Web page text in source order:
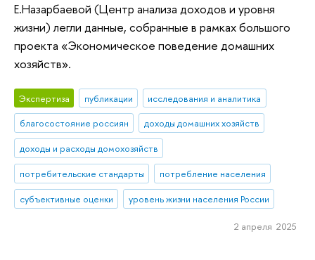
Е.Назарбаевой (Центр анализа доходов и уровня
жизни) легли данные, собранные в рамках большого
проекта «Экономическое поведение домашних
хозяйств».
Экспертиза публикации
исследования и аналитика
благосостояние россиян
доходы домашних хозяйств
доходы и расходы домохозяйств
потребительские стандарты
потребление населения
субъективные оценки
уровень жизни населения России
2 апреля 2025